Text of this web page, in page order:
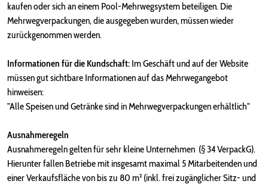
kaufen oder sich an einem Pool-Mehrwegsystem beteiligen. Die
Mehrwegverpackungen, die ausgegeben wurden, müssen wieder
zurückgenommen werden.
Informationen für die Kundschaft: Im Geschäft und auf der Website
müssen gut sichtbare Informationen auf das Mehrwegangebot
hinweisen:
"Alle Speisen und Getränke sind in Mehrwegverpackungen erhältlich"
Ausnahmeregeln
Ausnahmeregeln gelten für sehr kleine Unternehmen (§ 34 VerpackG).
Hierunter fallen Betriebe mit insgesamt maximal 5 Mitarbeitenden und
einer Verkaufsfläche von bis zu 80 m² (inkl. frei zugänglicher Sitz- und